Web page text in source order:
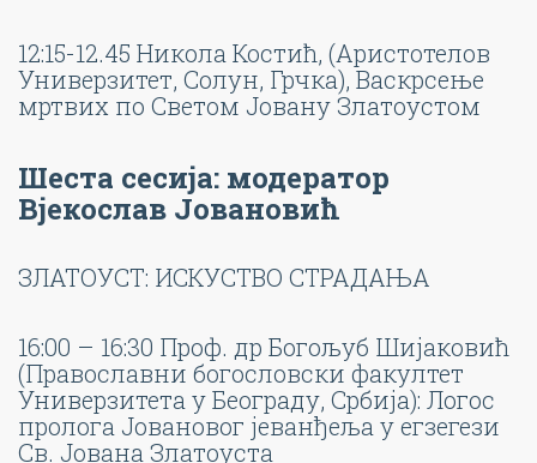
12:15-12.45 Никола Костић, (Аристотелов
Универзитет, Солун, Грчка), Васкрсење
мртвих по Светом Јовану Златоустом
Шеста сесија: модератор
Вјекослав Јовановић
ЗЛАТОУСТ: ИСКУСТВО СТРАДАЊА
16:00 – 16:30 Проф. др Богољуб Шијаковић
(Православни богословски факултет
Универзитета у Београду, Србија): Логос
пролога Јовановог јеванђеља у егзегези
Св. Јована Златоуста